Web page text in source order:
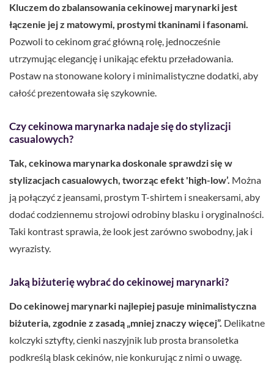
Kluczem do zbalansowania cekinowej marynarki jest
łączenie jej z matowymi, prostymi tkaninami i fasonami.
Pozwoli to cekinom grać główną rolę, jednocześnie
utrzymując elegancję i unikając efektu przeładowania.
Postaw na stonowane kolory i minimalistyczne dodatki, aby
całość prezentowała się szykownie.
Czy cekinowa marynarka nadaje się do stylizacji
casualowych?
Tak, cekinowa marynarka doskonale sprawdzi się w
stylizacjach casualowych, tworząc efekt 'high-low’. Można
ją połączyć z jeansami, prostym T-shirtem i sneakersami, aby
dodać codziennemu strojowi odrobiny blasku i oryginalności.
Taki kontrast sprawia, że look jest zarówno swobodny, jak i
wyrazisty.
Jaką biżuterię wybrać do cekinowej marynarki?
Do cekinowej marynarki najlepiej pasuje minimalistyczna
biżuteria, zgodnie z zasadą „mniej znaczy więcej”. Delikatne
kolczyki sztyfty, cienki naszyjnik lub prosta bransoletka
podkreślą blask cekinów, nie konkurując z nimi o uwagę.